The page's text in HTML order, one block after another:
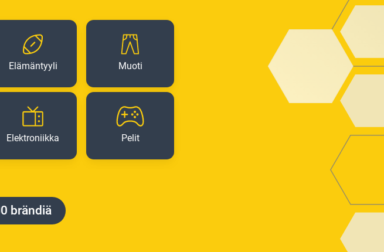
Elämäntyyli Muoti
Elektroniikka Pelit
brändiä